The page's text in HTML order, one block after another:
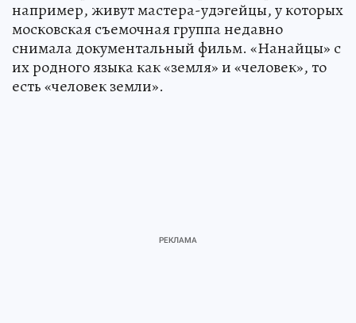
например, живут мастера-удэгейцы, у которых
московская съемочная группа недавно
снимала документальный фильм. «Нанайцы» с
их родного языка как «земля» и «человек», то
есть «человек земли».